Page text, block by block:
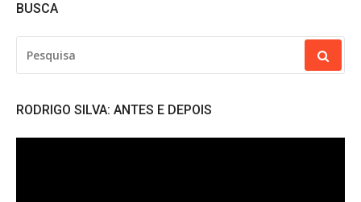
BUSCA
POR:
RODRIGO SILVA: ANTES E DEPOIS